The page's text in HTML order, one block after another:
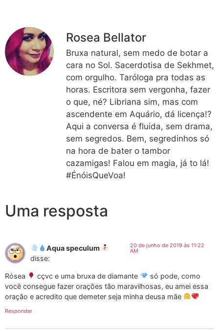
Rosea Bellator
Bruxa natural, sem medo de botar a
cara no Sol. Sacerdotisa de Sekhmet,
com orgulho. Taróloga pra todas as
horas. Escritora sem vergonha, fazer
o que, né? Libriana sim, mas com
ascendente em Aquário, dá licença!?
Aqui a conversa é fluida, sem drama,
sem segredos. Bem, segredinhos só
na hora de bater o tambor
cazamigas! Falou em magia, já to lá!
#ÉnóisQueVoa!
Uma resposta
Aqua speculum
disse:
20 de junho de 2019 às 11:22
AM
Rósea cçvc e uma bruxa de diamante
só pode, como
você consegue fazer orações tão maravilhosas, eu amei essa
oração e acredito que demeter seja minha deusa mãe
Responder